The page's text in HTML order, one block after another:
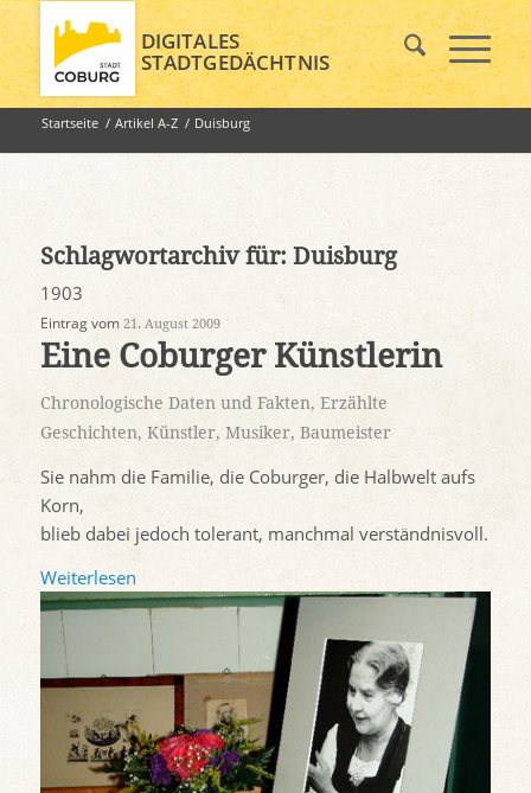
DIGITALES
STADTGEDÄCHTNIS
Startseite / Artikel A-Z / Duisburg
Schlagwortarchiv für: Duisburg
1903
Eintrag vom 21. August 2009
Eine Coburger Künstlerin
Chronologische Daten und Fakten, Erzählte
Geschichten, Künstler, Musiker, Baumeister
Sie nahm die Familie, die Coburger, die Halbwelt aufs
Korn,
blieb dabei jedoch tolerant, manchmal verständnisvoll.
Weiterlesen